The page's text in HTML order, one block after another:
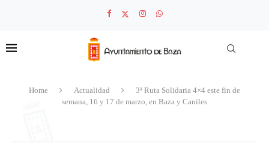
Home Actualidad
3ª Ruta Solidaria 4×4 este fin de
semana, 16 y 17 de marzo, en Baza y Caniles